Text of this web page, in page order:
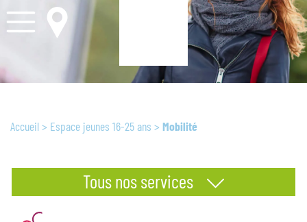
Accueil > Espace jeunes 16-25 ans > Mobilité
Tous nos services